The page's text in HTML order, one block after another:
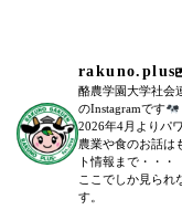
rakuno.plus
酪農学園大学社会
のInstagramです
2026年4月よりパ
農業や食のお話は
ト情報まで・・・
ここでしか見られ
す。